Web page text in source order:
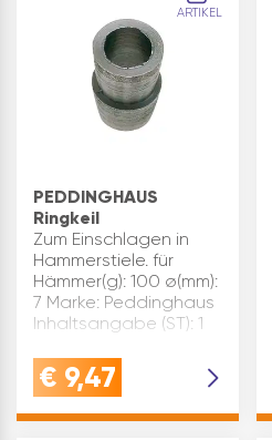
ARTIKEL
PEDDINGHAUS
Ringkeil
Zum Einschlagen in
Hammerstiele. für
Hämmer(g): 100 ø(mm):
7 Marke: Peddinghaus
Inhaltsangabe (ST): 1
€ 9,47